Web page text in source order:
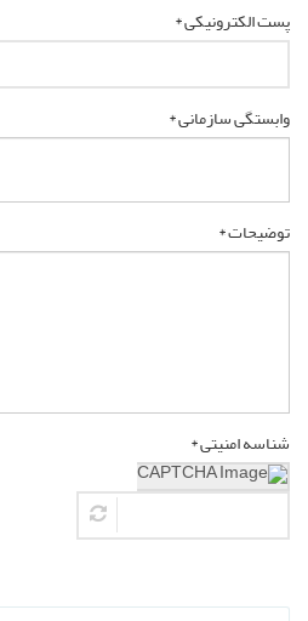
پست الکترونیکی *
وابستگی سازمانی *
توضیحات *
شناسه امنیتی *